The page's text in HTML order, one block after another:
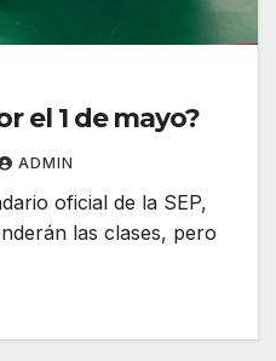
el 1 de mayo?
ADMIN
oficial de la SEP,
las clases, pero